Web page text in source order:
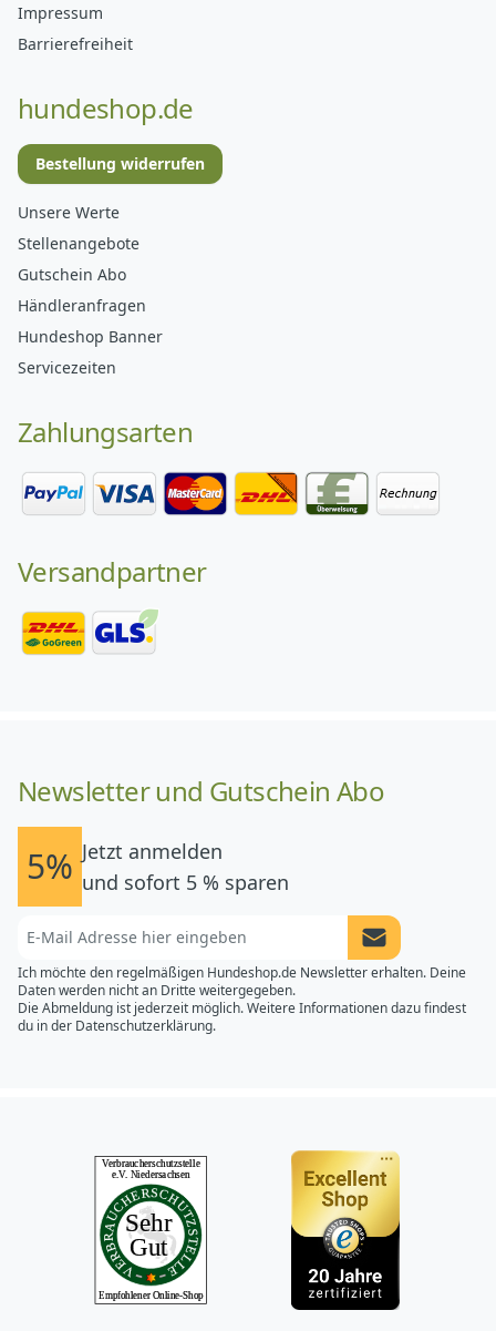
Impressum
Barrierefreiheit
hundeshop.de
Bestellung widerrufen
Unsere Werte
Stellenangebote
Gutschein Abo
Händleranfragen
Hundeshop Banner
Servicezeiten
Zahlungsarten
Versandpartner
Newsletter und Gutschein Abo
5% Jetzt anmelden
und sofort 5 % sparen
Newsletter
Ich möchte den regelmäßigen Hundeshop.de Newsletter erhalten. Deine
Daten werden nicht an Dritte weitergegeben.
Die Abmeldung ist jederzeit möglich. Weitere Informationen dazu findest
du in der Datenschutzerklärung.